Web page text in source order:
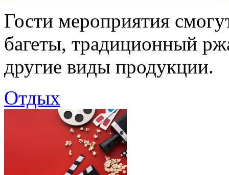
Гости мероприятия
багеты, традиционный
другие виды продукции.
Отдых